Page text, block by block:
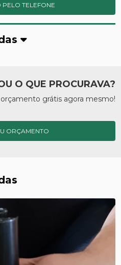
TELEFONE
O QUE PROCURAVA?
orçamento grátis agora mesmo!
ORÇAMENTO